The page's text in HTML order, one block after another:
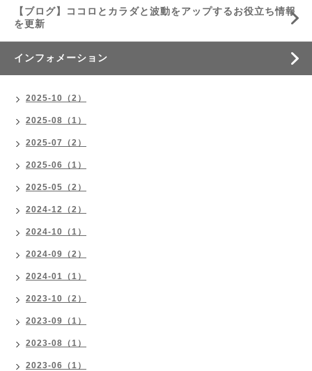
【ブログ】ココロとカラダと波動をアップするお役立ち情報
を更新
インフォメーション
2025-10（2）
2025-08（1）
2025-07（2）
2025-06（1）
2025-05（2）
2024-12（2）
2024-10（1）
2024-09（2）
2024-01（1）
2023-10（2）
2023-09（1）
2023-08（1）
2023-06（1）